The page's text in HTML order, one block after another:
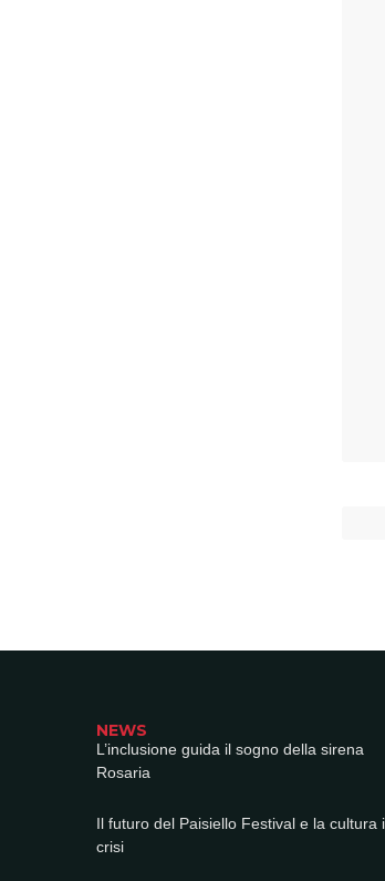
NEWS
L’inclusione guida il sogno della sirena
Rosaria
Il futuro del Paisiello Festival e la cultura
crisi